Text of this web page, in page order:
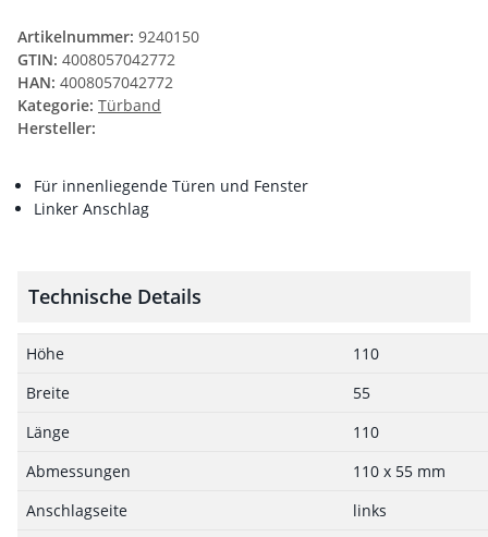
Artikelnummer: 9240150
GTIN: 4008057042772
HAN: 4008057042772
Kategorie: Türband
Hersteller:
Für innenliegende Türen und Fenster
Linker Anschlag
Technische Details
Höhe
110
Breite
55
Länge
110
Abmessungen
110 x 55 mm
Anschlagseite
links